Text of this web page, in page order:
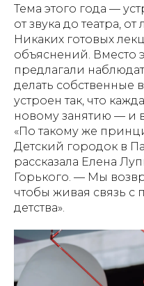
Тема этого года —
от звука до театра,
Никаких готовых
объяснений. Вместо
предлагали
делать собственные
устроен так, что
новому занятию — и
«По такому же
Детский городок в
рассказала Елена
Горького. — Мы
чтобы живая связь
детства».